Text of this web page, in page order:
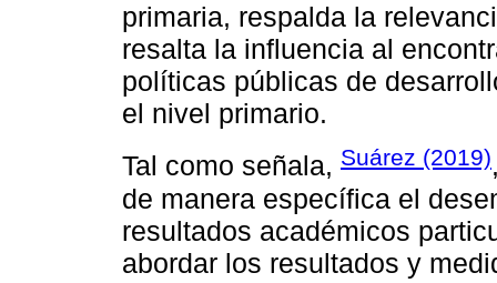
primaria, respalda la
resalta la influencia al
políticas públicas de
el nivel primario.
Tal como señala, Suárez (2019)
de manera específica el
resultados académicos
abordar los resultados y